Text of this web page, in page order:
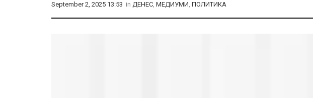
September 2, 2025 13:53 in ДЕНЕС, МЕДИУМИ, ПОЛИТИКА